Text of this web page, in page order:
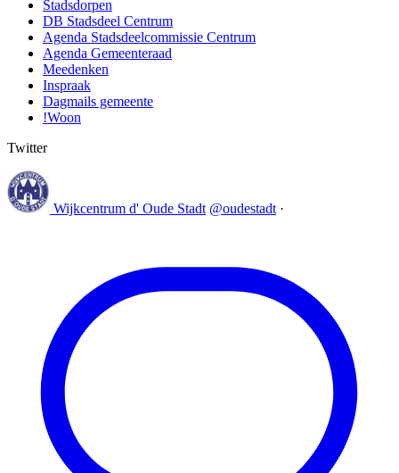
Stadsdorpen
DB Stadsdeel Centrum
Agenda Stadsdeelcommissie Centrum
Agenda Gemeenteraad
Meedenken
Inspraak
Dagmails gemeente
!Woon
Twitter
Wijkcentrum d' Oude Stadt @oudestadt ·